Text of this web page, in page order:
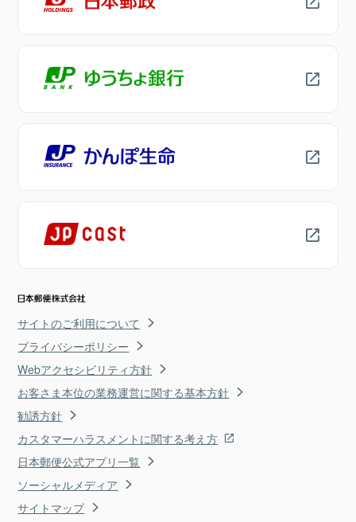
サイトのご利用について
プライバシーポリシー
Webアクセシビリティ方針
お客さま本位の業務運営に関する基本方針
勧誘方針
カスタマーハラスメントに関する考え方
日本郵便公式アプリ一覧
ソーシャルメディア
サイトマップ